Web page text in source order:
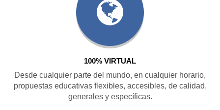
100% VIRTUAL
Desde cualquier parte del mundo, en cualquier horario,
propuestas educativas flexibles, accesibles, de calidad,
generales y específicas.